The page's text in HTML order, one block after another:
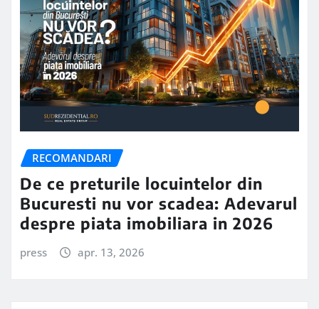
RECOMANDARI
De ce preturile locuintelor din
Bucuresti nu vor scadea: Adevarul
despre piata imobiliara in 2026
press apr. 13, 2026